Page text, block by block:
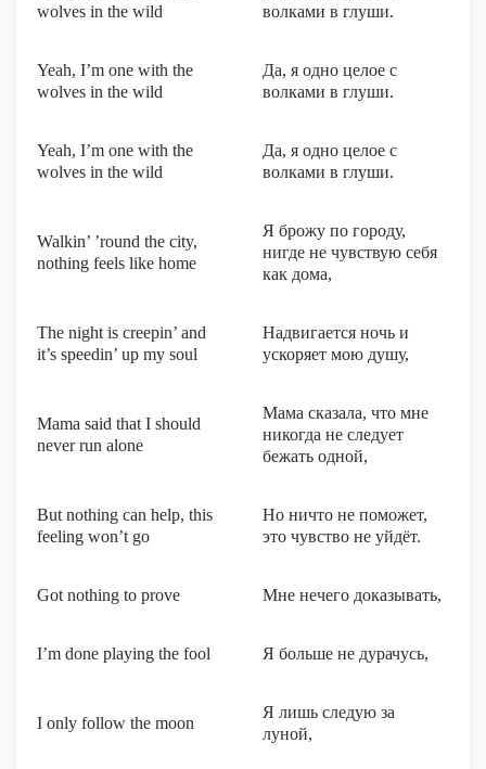
wolvеs in the wild
волками в глуши.
Yeah, I’m one with the
wolvеs in the wild
Да, я одно целое с
волками в глуши.
Yeah, I’m one with the
wolvеs in the wild
Да, я одно целое с
волками в глуши.
Walkin’ ’round the city,
nothing feels like home
Я брожу по городу,
нигде не чувствую себя
как дома,
The night is creepin’ and
it’s speedin’ up my soul
Надвигается ночь и
ускоряет мою душу,
Mama said that I should
never run alone
Мама сказала, что мне
никогда не следует
бежать одной,
But nothing can help, this
feeling won’t go
Но ничто не поможет,
это чувство не уйдёт.
Got nothing to prove Мне нечего доказывать,
I’m done playing the fool Я больше не дурачусь,
I only follow the moon
Я лишь следую за
луной,